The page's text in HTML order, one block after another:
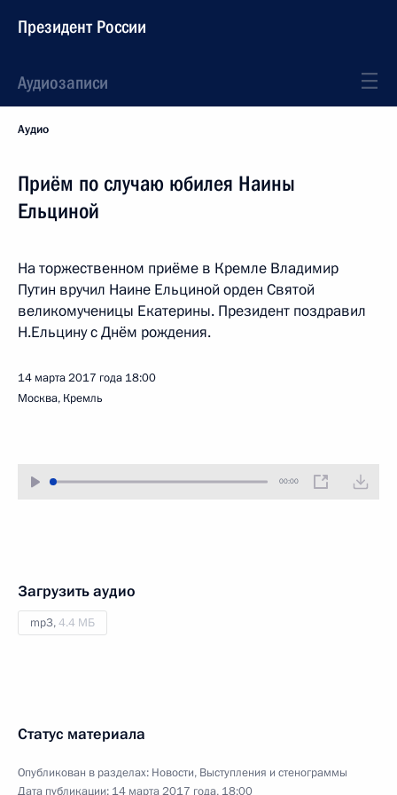
Президент России
Аудиозаписи
Аудио
Приём по случаю юбилея Наины
Ельциной
На торжественном приёме в Кремле Владимир
Путин вручил Наине Ельциной орден Святой
великомученицы Екатерины. Президент поздравил
Н.Ельцину с Днём рождения.
14 марта 2017 года 18:00
Москва, Кремль
00:00
Загрузить аудио
mp3,4.4 МБ
Статус материала
Опубликован в разделах: Новости, Выступления и стенограммы
Дата публикации: 14 марта 2017 года, 18:00